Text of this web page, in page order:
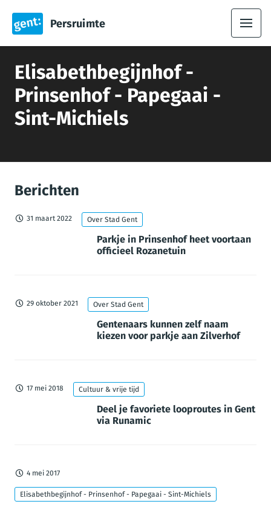
Persruimte
Elisabethbegijnhof -
Prinsenhof - Papegaai -
Sint-Michiels
Berichten
31 maart 2022 Over Stad Gent
Parkje in Prinsenhof heet voortaan
officieel Rozanetuin
29 oktober 2021 Over Stad Gent
Gentenaars kunnen zelf naam
kiezen voor parkje aan Zilverhof
17 mei 2018 Cultuur & vrije tijd
Deel je favoriete looproutes in Gent
via Runamic
4 mei 2017
Elisabethbegijnhof - Prinsenhof - Papegaai - Sint-Michiels